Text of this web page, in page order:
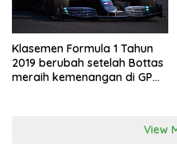
Klasemen Formula 1 Tahun
2019 berubah setelah Bottas
meraih kemenangan di GP
View